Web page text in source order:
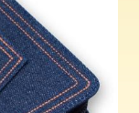
tason